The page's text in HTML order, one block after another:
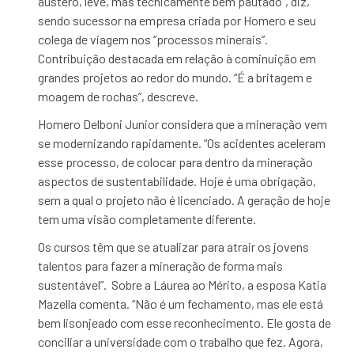
sendo sucessor na empresa criada por Homero e seu
colega de viagem nos “processos minerais”.
Contribuição destacada em relação à cominuição em
grandes projetos ao redor do mundo. “É a britagem e
moagem de rochas”, descreve.
Homero Delboni Junior considera que a mineração vem
se modernizando rapidamente. “Os acidentes aceleram
esse processo, de colocar para dentro da mineração
aspectos de sustentabilidade. Hoje é uma obrigação,
sem a qual o projeto não é licenciado. A geração de hoje
tem uma visão completamente diferente.
Os cursos têm que se atualizar para atrair os jovens
talentos para fazer a mineração de forma mais
sustentável”. Sobre a Láurea ao Mérito, a esposa Katia
Mazella comenta. “Não é um fechamento, mas ele está
bem lisonjeado com esse reconhecimento. Ele gosta de
conciliar a universidade com o trabalho que fez. Agora,